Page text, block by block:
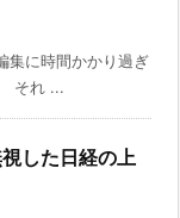
集に時間かかり過ぎ
それ ...
した日経の上